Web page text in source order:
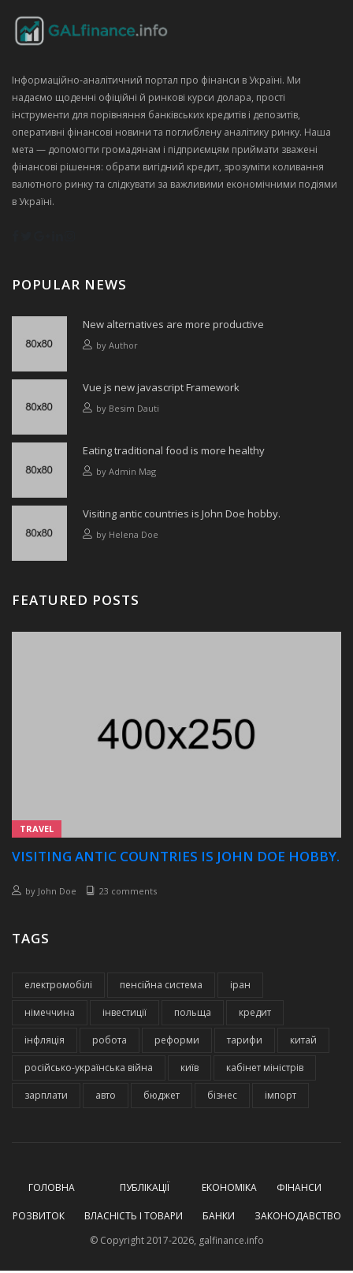
Інформаційно‑аналітичний портал про фінанси в Україні. Ми
надаємо щоденні офіційні й ринкові курси долара, прості
інструменти для порівняння банківських кредитів і депозитів,
оперативні фінансові новини та поглиблену аналітику ринку. Наша
мета — допомогти громадянам і підприємцям приймати зважені
фінансові рішення: обрати вигідний кредит, зрозуміти коливання
валютного ринку та слідкувати за важливими економічними подіями
в Україні.
POPULAR NEWS
New alternatives are more productive
by Author
Vue js new javascript Framework
by Besim Dauti
Eating traditional food is more healthy
by Admin Mag
Visiting antic countries is John Doe hobby.
by Helena Doe
FEATURED POSTS
TRAVEL
VISITING ANTIC COUNTRIES IS JOHN DOE HOBBY.
by John Doe 23 comments
TAGS
електромобілі пенсійна система іран
німеччина інвестиції польща кредит
інфляція робота реформи тарифи китай
російсько-українська війна київ кабінет міністрів
зарплати авто бюджет бізнес імпорт
ГОЛОВНА ПУБЛІКАЦІЇ ЕКОНОМІКА ФІНАНСИ
РОЗВИТОК ВЛАСНІСТЬ І ТОВАРИ БАНКИ
ЗАКОНОДАВСТВО
© Copyright 2017-2026, galfinance.info